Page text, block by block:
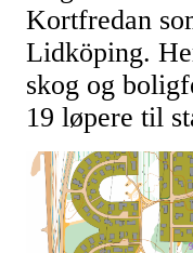
Kortfredan
Lidköping.
skog og
19 løpere til